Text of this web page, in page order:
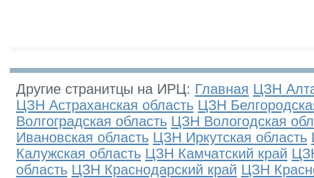
Другие странитцы на ИРЦ: Главная ЦЗН
ЦЗН Астраханская область ЦЗН
Волгоградская область ЦЗН Вологодская
Ивановская область ЦЗН Иркутская область
Калужская область ЦЗН Камчатский край
область ЦЗН Краснодарский край ЦЗН